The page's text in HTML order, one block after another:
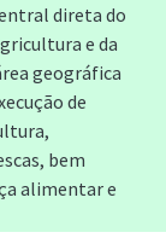
direta do
e da
geográfica
de
bem
alimentar e